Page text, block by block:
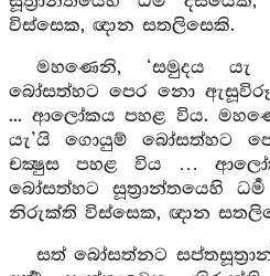
විස්සෙක, ඥාන සතලිසෙකි.
මහණෙනි, ‘සමුදය යැ
බෝසත්හට පෙර නො ඇසූවිරූ
... ආලෝකය පහළ විය.
යැ’යි ගොයුම් බෝසත්හට
චක්‍ෂුස පහළ විය …
බෝසත්හට සූත්‍රාන්තයෙහි
නිරුක්ති විස්සෙක, ඥාන
සත් බෝසත්නට